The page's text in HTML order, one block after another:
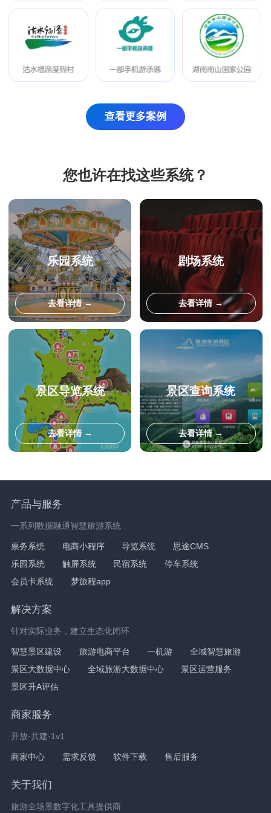
查看更多案例
您也许在找这些系统？
乐园系统
去看详情 →
剧场系统
去看详情 →
景区导览系统
去看详情 →
景区查询系统
去看详情 →
产品与服务
一系列数据融通智慧旅游系统
票务系统 电商小程序 导览系统
思途CMS
乐园系统
触屏系统 民宿系统
停车系统
会员卡系统
梦旅程app
解决方案
针对实际业务，建立生态化闭环
智慧景区建设 旅游电商平台 一机游
全域智慧旅游
景区大数据中心
全域旅游大数据中心
景区运营服务
景区升A评估
商家服务
开放·共建·1v1
商家中心 需求反馈 软件下载 售后服务
关于我们
旅游全场景数字化工具提供商